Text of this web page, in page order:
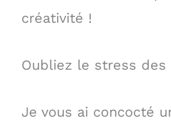
créativité !
Oubliez le stress des
Je vous ai concocté